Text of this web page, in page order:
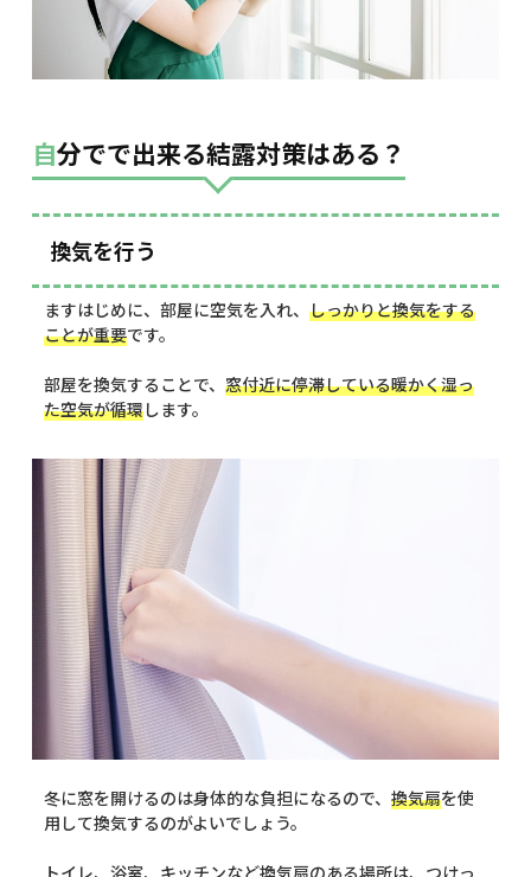
自分でで出来る結露対策はある？
換気を行う
ますはじめに、部屋に空気を入れ、 しっかりと換気をする
ことが重要です。
部屋を換気することで、 窓付近に停滞している暖かく湿っ
た空気が循環します。
冬に窓を開けるのは身体的な負担になるので、 換気扇を使
用して換気するのがよいでしょう。
トイレ、浴室、キッチンなど換気扇のある場所は、つけっ